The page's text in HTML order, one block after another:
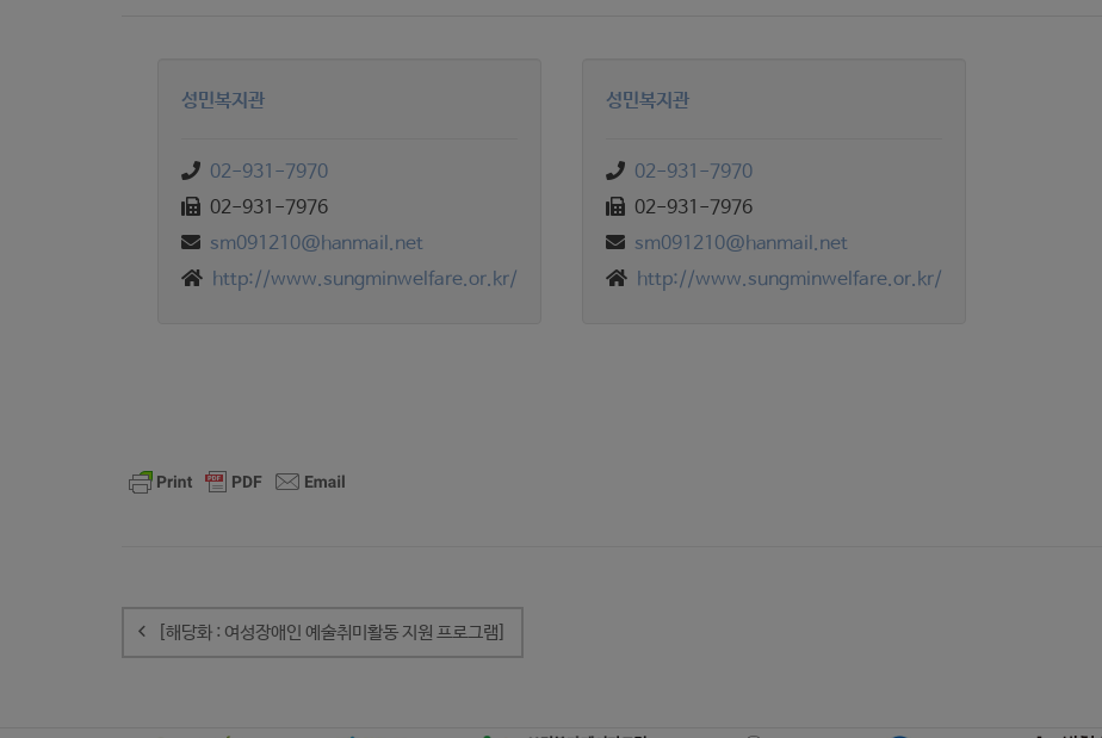
성민복지관
02-931-7970
02-931-7976
sm091210@hanmail.net
http://www.sungminwelfare.or.kr/
성민복지관
02-931-7970
02-931-7976
sm091210@hanmail.net
http://www.sungminwelfare.or.kr/
내
비
[해당화 : 여성장애인 예술취미활동 지원 프로그램]